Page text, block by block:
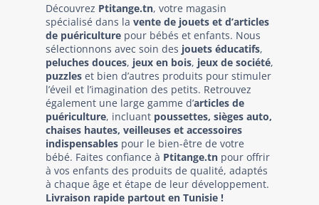
Découvrez Ptitange.tn, votre magasin
spécialisé dans la vente de jouets et d’articles
de puériculture pour bébés et enfants. Nous
sélectionnons avec soin des jouets éducatifs,
peluches douces, jeux en bois, jeux de société,
puzzles et bien d’autres produits pour stimuler
l’éveil et l’imagination des petits. Retrouvez
également une large gamme d’articles de
puériculture, incluant poussettes, sièges auto,
chaises hautes, veilleuses et accessoires
indispensables pour le bien-être de votre
bébé. Faites confiance à Ptitange.tn pour offrir
à vos enfants des produits de qualité, adaptés
à chaque âge et étape de leur développement.
Livraison rapide partout en Tunisie !